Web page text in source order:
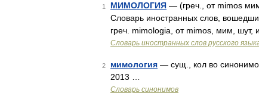
1 МИМОЛОГИЯ — (греч., от mimos
Словарь иностранных слов,
греч. mimologia, от mimos, мим, шут,
Словарь иностранных слов русского
2 мимология — сущ., кол во
2013 …
Словарь синонимов